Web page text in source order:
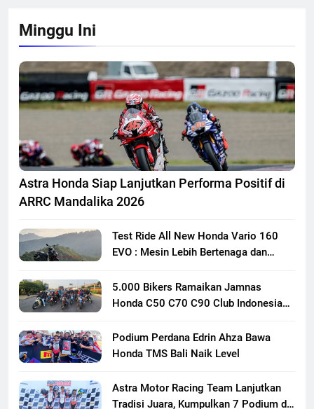
Minggu Ini
Astra Honda Siap Lanjutkan Performa Positif di
ARRC Mandalika 2026
Test Ride All New Honda Vario 160
EVO : Mesin Lebih Bertenaga dan
5.000 Bikers Ramaikan Jamnas
Honda C50 C70 C90 Club Indonesia
Persaudaraan Pecinta Motor Klasik
Honda
Podium Perdana Edrin Ahza Bawa
Honda TMS Bali Naik Level
Astra Motor Racing Team Lanjutkan
Tradisi Juara, Kumpulkan 7 Podium di